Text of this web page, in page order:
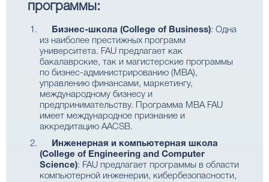
программы:
Бизнес-школа (College of Business): Одна
из наиболее престижных программ
университета. FAU предлагает как
бакалаврские, так и магистерские программы
по бизнес-администрированию (MBA),
управлению финансами, маркетингу,
международному бизнесу и
предпринимательству. Программа MBA FAU
имеет международное признание и
аккредитацию AACSB.
Инженерная и компьютерная школа
(College of Engineering and Computer
Science): FAU предлагает программы в области
компьютерной инженерии, кибербезопасности,